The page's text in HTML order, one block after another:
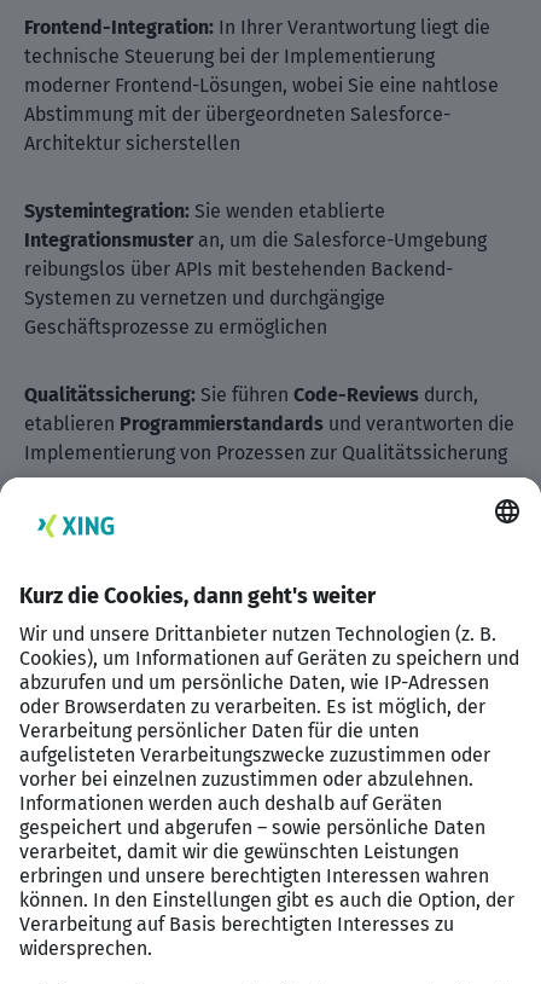
Frontend-Integration: In Ihrer Verantwortung liegt die
technische Steuerung bei der Implementierung
moderner Frontend-Lösungen, wobei Sie eine nahtlose
Abstimmung mit der übergeordneten Salesforce-
Architektur sicherstellen
Systemintegration: Sie wenden etablierte
Integrationsmusteran, um die Salesforce-Umgebung
reibungslos über APIs mit bestehenden Backend-
Systemen zu vernetzen und durchgängige
Geschäftsprozesse zu ermöglichen
Qualitätssicherung: Sie führen Code-Reviews durch,
etablieren Programmierstandards und verantworten die
Implementierung von Prozessen zur Qualitätssicherung
Profil
Berufserfahrung in der Salesforce-Entwicklung mit,
idealerweise im B2B-Commerce-Kontext, und
beherrschen Technologien wie SOQL, Flows, Lightning
Components und Apex
Integrations- & Prozess-Know-how:Erfahrung im
Umgang mit APIs gehören ebenso zu Ihrem Profil wie die
Vertrautheit mit CI/CD-Pipelines, Test-Frameworks und
Code-Review-Prozessen
Persönlichkeit & Arbeitsweise:Eine proaktive,
eigenverantwortliche Arbeitsweise, sehr gute Englisch-